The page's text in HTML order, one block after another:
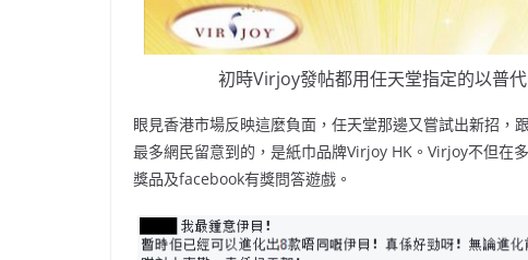
初時Virjoy發帖都用任天堂指定的以普
眼見香港市場反映這麼負面，任天堂那邊又嘗試出新招，
最多網民留意到的，是紙巾品牌Virjoy HK。Virjoy不但在
獎品及facebook有獎問答遊戲。